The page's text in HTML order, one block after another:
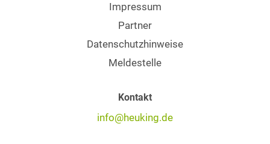
Impressum
Partner
Datenschutzhinweise
Meldestelle
Kontakt
info@heuking.de